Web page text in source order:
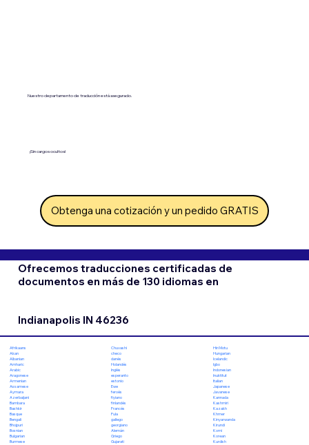
Nuestro departamento de traducción está asegurado.
¡Sin cargos ocultos!
Obtenga una cotización y un pedido GRATIS
Ofrecemos traducciones certificadas de
documentos en más de 130 idiomas en
Indianapolis IN 46236
Afrikaans
Akan
Albanian
Amharic
Arabic
Aragonese
Armenian
Assamese
Aymara
Azerbaijani
Bambara
Bashkir
Basque
Bengali
Bhojpuri
Bosnian
Bulgarian
Burmese
Chuvashi
checo
danés
Holandés
Inglés
esperanto
estonio
Ewe
feroés
fiyiano
finlandés
Francés
Fula
gallego
georgiano
Alemán
Griego
Gujarati
Hiri Motu
Hungarian
Icelandic
Igbo
Indonesian
Inuktitut
Italian
Japanese
Javanese
Kannada
Kashmiri
Kazakh
Khmer
Kinyarwanda
Kirundi
Komi
Korean
Kurdish